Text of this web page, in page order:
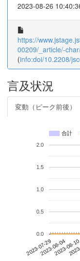
2023-08-26
https://
00209/_article/-
(info:doi/10.2208/
言及状況
変動（ピーク前後）
合計
2023-07-292023-08-042023-08-10
0.0
0.5
1.0
1.5
2.0